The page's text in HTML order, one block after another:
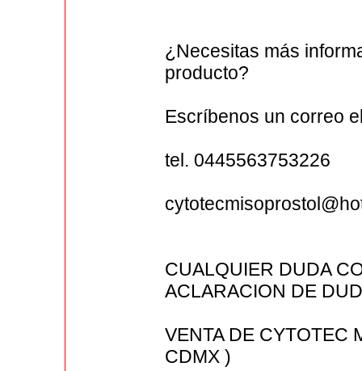
¿Necesitas más
producto?
Escríbenos un correo
tel. 0445563753226
CUALQUIER DUDA
ACLARACION DE
VENTA DE CYTOTEC
CDMX )